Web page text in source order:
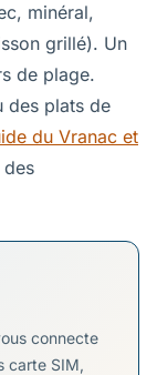
minéral,
grillé). Un
de plage.
des plats de
du Vranac et
connecte
carte SIM,